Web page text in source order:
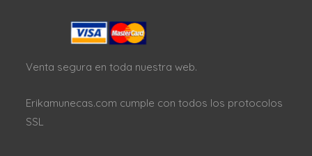
Venta segura en toda nuestra web.
Erikamunecas.com cumple con todos los protocolos
SSL